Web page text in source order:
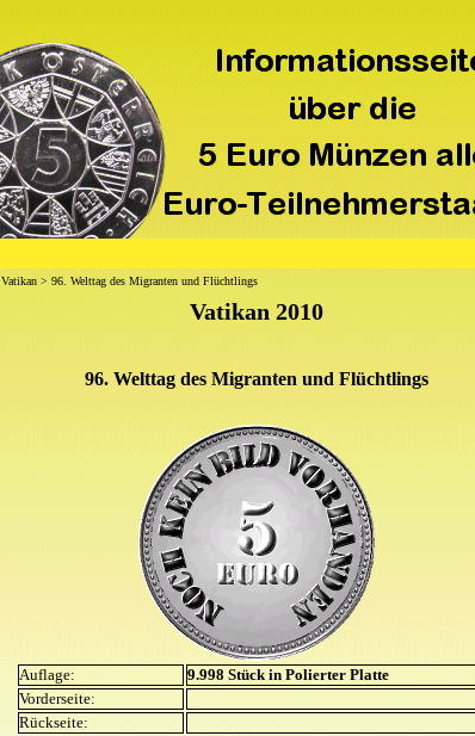
Vatikan > 96. Welttag des Migranten und Flüchtlings
Vatikan 2010
96. Welttag des Migranten und Flüchtlings
Auflage:
9.998 Stück in Polierter Platte
Vorderseite:
Rückseite: